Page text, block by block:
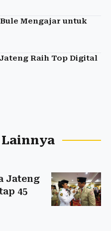
Mengajar untuk
Raih Top Digital
Jateng
45